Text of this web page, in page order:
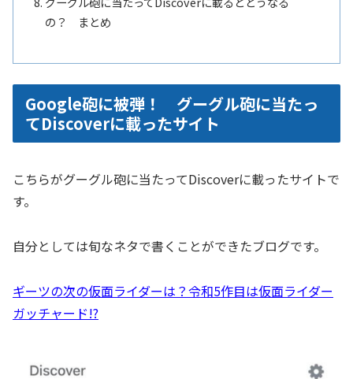
の？ まとめ
Google砲に被弾！ グーグル砲に当たっ
てDiscoverに載ったサイト
こちらがグーグル砲に当たってDiscoverに載ったサイトで
す。
自分としては旬なネタで書くことができたブログです。
ギーツの次の仮面ライダーは？令和5作目は仮面ライダー
ガッチャード!?